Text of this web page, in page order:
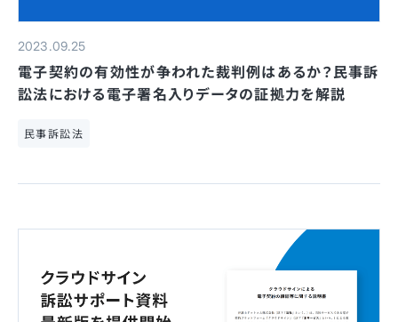
2023.09.25
電子契約の有効性が争われた裁判例はあるか？民事訴
訟法における電子署名入りデータの証拠力を解説
民事訴訟法